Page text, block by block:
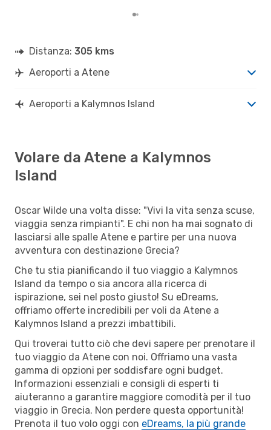
Distanza: 305 kms
Aeroporti a Atene
Aeroporti a Kalymnos Island
Volare da Atene a Kalymnos
Island
Oscar Wilde una volta disse: "Vivi la vita senza scuse,
viaggia senza rimpianti". E chi non ha mai sognato di
lasciarsi alle spalle Atene e partire per una nuova
avventura con destinazione Grecia?
Che tu stia pianificando il tuo viaggio a Kalymnos
Island da tempo o sia ancora alla ricerca di
ispirazione, sei nel posto giusto! Su eDreams,
offriamo offerte incredibili per voli da Atene a
Kalymnos Island a prezzi imbattibili.
Qui troverai tutto ciò che devi sapere per prenotare il
tuo viaggio da Atene con noi. Offriamo una vasta
gamma di opzioni per soddisfare ogni budget.
Informazioni essenziali e consigli di esperti ti
aiuteranno a garantire maggiore comodità per il tuo
viaggio in Grecia. Non perdere questa opportunità!
Prenota il tuo volo oggi con eDreams, la più grande